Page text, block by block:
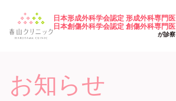
日本形成外科学会認定 形成外科専門医
日本創傷外科学会認定 創傷外科専門医
が診察
お知らせ